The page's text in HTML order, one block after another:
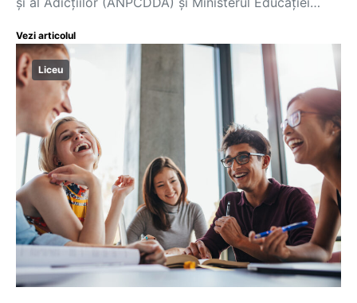
Vezi articolul
Liceu